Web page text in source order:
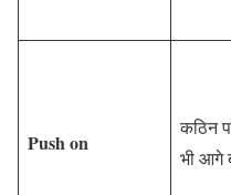
Push on
कठिन
भी आगे